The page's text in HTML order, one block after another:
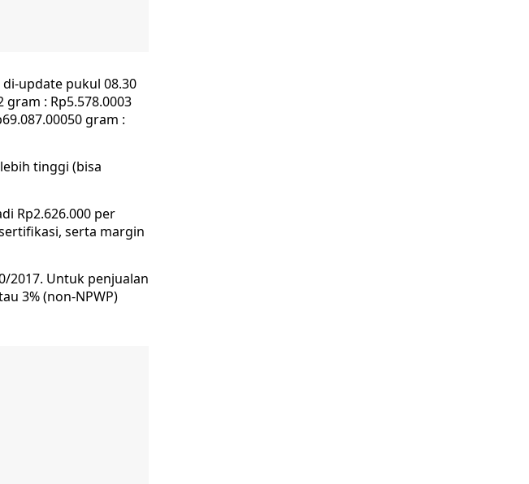
update pukul 08.30
gram : Rp5.578.0003
gram :
tinggi (bisa
Rp2.626.000 per
serta margin
2017. Untuk penjualan
3% (non-NPWP)